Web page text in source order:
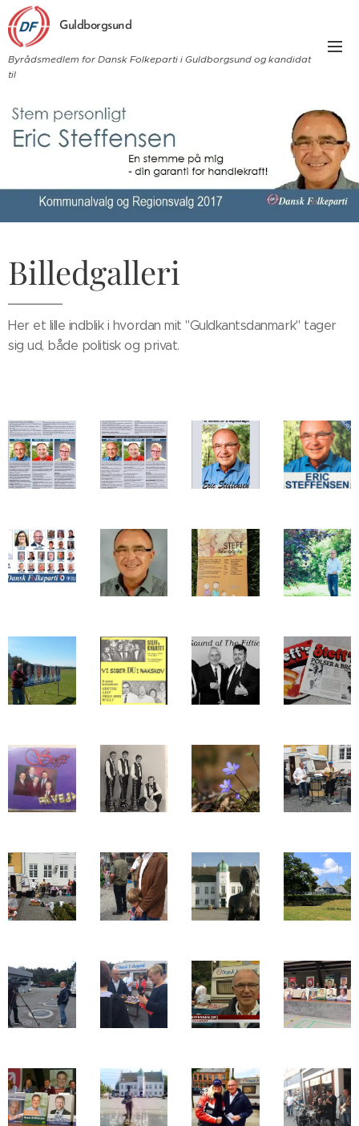
Guldborgsund
Byrådsmedlem for Dansk Folkeparti i Guldborgsund og kandidat
til
Billedgalleri
Her et lille indblik i hvordan mit "Guldkantsdanmark" tager
sig ud, både politisk og privat.